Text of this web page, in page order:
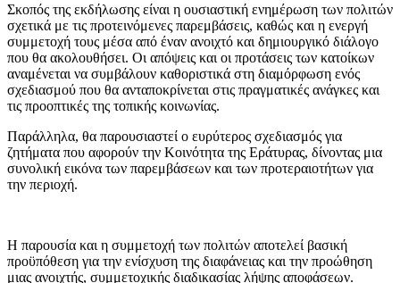
Σκοπός της εκδήλωσης είναι η ουσιαστική ενημέρωση των πολιτών
σχετικά με τις προτεινόμενες παρεμβάσεις, καθώς και η ενεργή
συμμετοχή τους μέσα από έναν ανοιχτό και δημιουργικό διάλογο
που θα ακολουθήσει. Οι απόψεις και οι προτάσεις των κατοίκων
αναμένεται να συμβάλουν καθοριστικά στη διαμόρφωση ενός
σχεδιασμού που θα ανταποκρίνεται στις πραγματικές ανάγκες και
τις προοπτικές της τοπικής κοινωνίας.
Παράλληλα, θα παρουσιαστεί ο ευρύτερος σχεδιασμός για
ζητήματα που αφορούν την Κοινότητα της Εράτυρας, δίνοντας μια
συνολική εικόνα των παρεμβάσεων και των προτεραιοτήτων για
την περιοχή.
Η παρουσία και η συμμετοχή των πολιτών αποτελεί βασική
προϋπόθεση για την ενίσχυση της διαφάνειας και την προώθηση
μιας ανοιχτής, συμμετοχικής διαδικασίας λήψης αποφάσεων.